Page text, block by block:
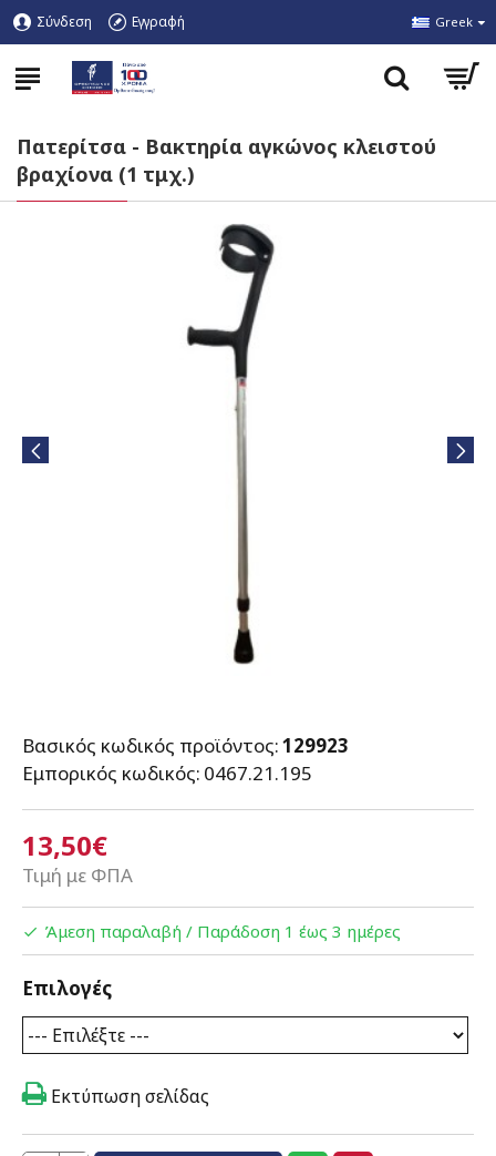
Σύνδεση Εγγραφή Greek
Πατερίτσα - Βακτηρία αγκώνος κλειστού
βραχίονα (1 τμχ.)
13,50€
Τιμή με ΦΠΑ
Βασικός κωδικός προϊόντος:129923
Εμπορικός κωδικός: 0467.21.195
Άμεση παραλαβή / Παράδoση 1 έως 3 ημέρες
Επιλογές
Εκτύπωση σελίδας